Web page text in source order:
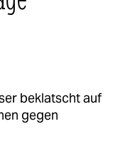
beklatscht auf
gegen